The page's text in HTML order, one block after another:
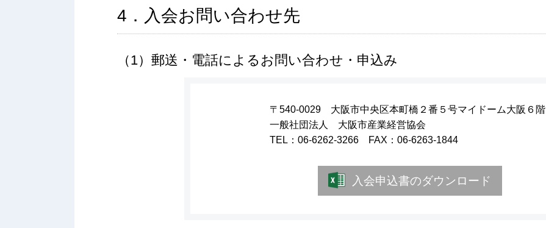
4．入会お問い合わせ先
（1）郵送・電話によるお問い合わせ・申込み
〒540-0029 大阪市中央区本町橋２番５号マイドーム大阪６階
一般社団法人 大阪市産業経営協会
TEL：06-6262-3266 FAX：06-6263-1844
入会申込書のダウンロード